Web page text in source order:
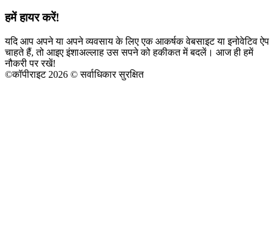
हमें हायर करें!
यदि आप अपने या अपने व्यवसाय के लिए एक आकर्षक वेबसाइट या इनोवेटिव ऐप
चाहते हैं, तो आइए इंशाअल्लाह उस सपने को हकीकत में बदलें। आज ही हमें
नौकरी पर रखें!
©कॉपीराइट 2026 © सर्वाधिकार सुरक्षित